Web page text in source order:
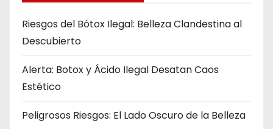
Riesgos del Bótox Ilegal: Belleza Clandestina al
Descubierto
Alerta: Botox y Ácido Ilegal Desatan Caos
Estético
Peligrosos Riesgos: El Lado Oscuro de la Belleza